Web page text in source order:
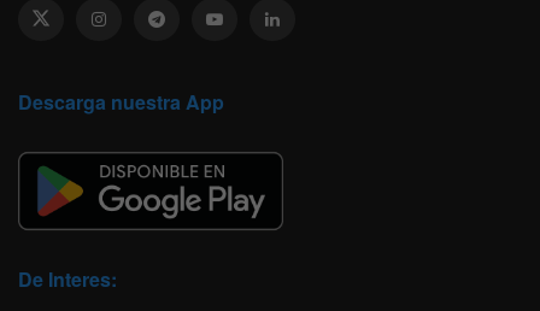
Descarga nuestra App
De Interes: